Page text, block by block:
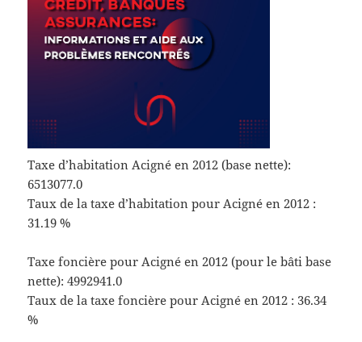
Taxe d’habitation Acigné en 2012 (base nette):
6513077.0
Taux de la taxe d’habitation pour Acigné en 2012 :
31.19 %
Taxe foncière pour Acigné en 2012 (pour le bâti base
nette): 4992941.0
Taux de la taxe foncière pour Acigné en 2012 : 36.34
%